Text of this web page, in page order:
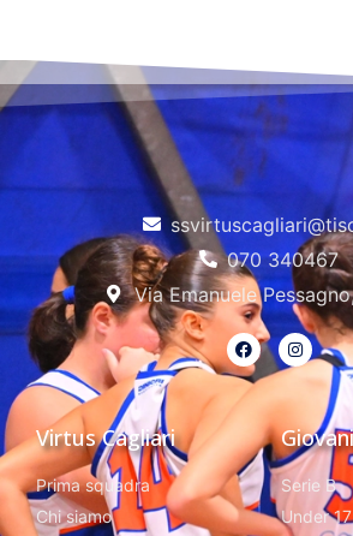
070 340467
Via Emanuele
Virtus Cagliari
Prima squadra
Chi siamo
Serie B
Under 17